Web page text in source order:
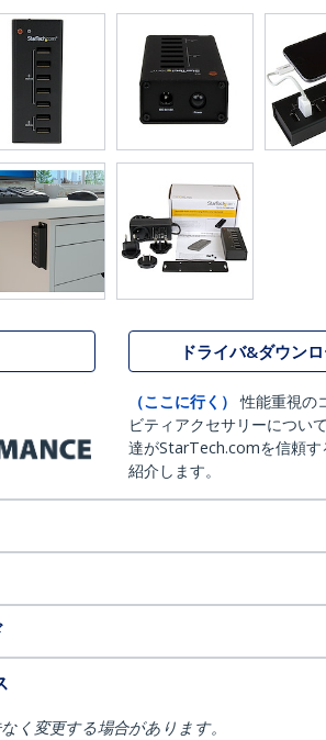
ドライバ&ダウン
（ここに行く）
性能重視の
ビティアクセサリーについ
達がStarTech.comを信頼す
紹介します。
く変更する場合があります。